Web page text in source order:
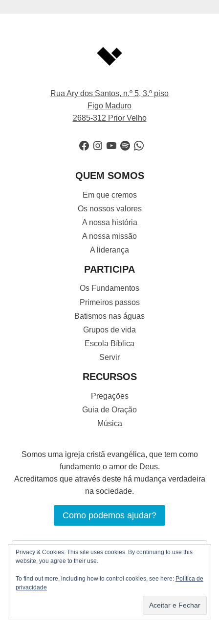
Rua Ary dos Santos, n.º 5, 3.º piso
Figo Maduro
2685-312 Prior Velho
Facebook
Instagram
YouTube
SpotifyWhatsApp
QUEM SOMOS
Em que cremos
Os nossos valores
A nossa história
A nossa missão
A liderança
PARTICIPA
Os Fundamentos
Primeiros passos
Batismos nas águas
Grupos de vida
Escola Bíblica
Servir
RECURSOS
Pregações
Guia de Oração
Música
Somos uma igreja cristã evangélica, que tem como
fundamento o amor de Deus.
Acreditamos que através deste há mudança verdadeira
na sociedade.
Como podemos ajudar?
Pesquisar
por:
© 2026 LOGOS Comunhão Cristã |
Privacy & Cookies: This site uses cookies. By continuing to use this
website, you agree to their use.
To find out more, including how to control cookies, see here: Política de
privacidade